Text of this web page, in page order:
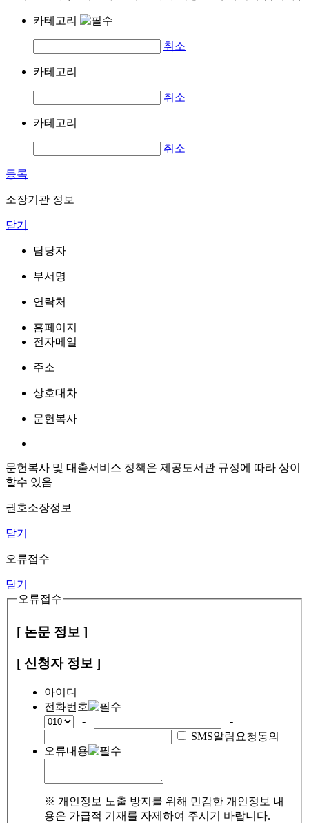
카테고리
취소
카테고리
취소
카테고리
취소
등록
소장기관 정보
닫기
담당자
부서명
연락처
홈페이지
전자메일
주소
상호대차
문헌복사
문헌복사 및 대출서비스 정책은 제공도서관 규정에 따라 상이
할수 있음
권호소장정보
닫기
오류접수
닫기
오류접수
[ 논문 정보 ]
[ 신청자 정보 ]
아이디
전화번호
-
-
SMS알림요청동의
오류내용
※ 개인정보 노출 방지를 위해 민감한 개인정보 내
용은 가급적 기재를 자제하여 주시기 바랍니다.